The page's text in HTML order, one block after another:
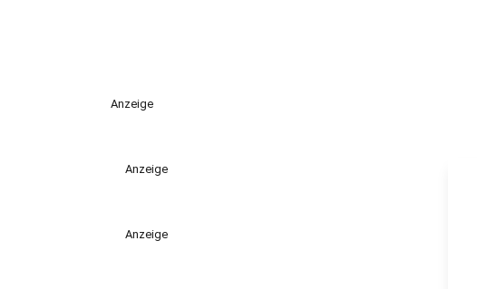
Anzeige
Anzeige
Anzeige